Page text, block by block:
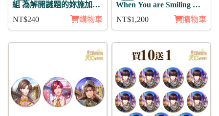
組 為解開謎題的妳施加愛
的魔法 堤歐朵爾
NT$240 購物車
When You are Smiling 卡
斯托爾 11入
NT$1,200 購物車